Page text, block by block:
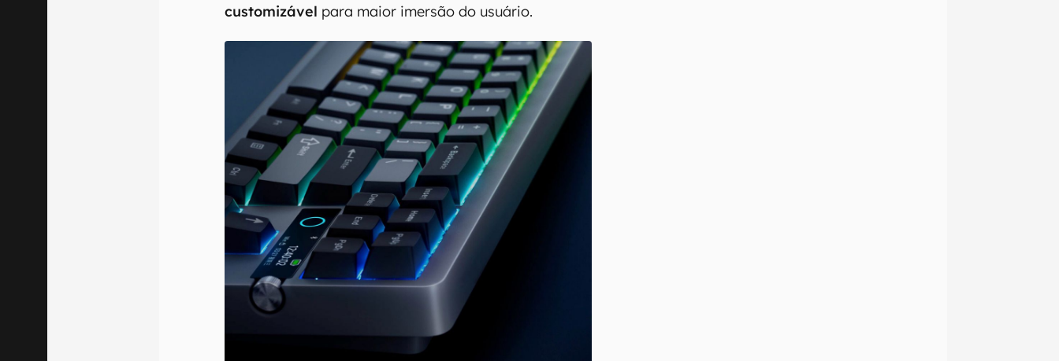
customizável para maior imersão do usuário.